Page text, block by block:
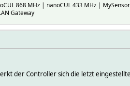
868 MHz | nanoCUL 433 MHz |
Gateway
der Controller sich die letzt